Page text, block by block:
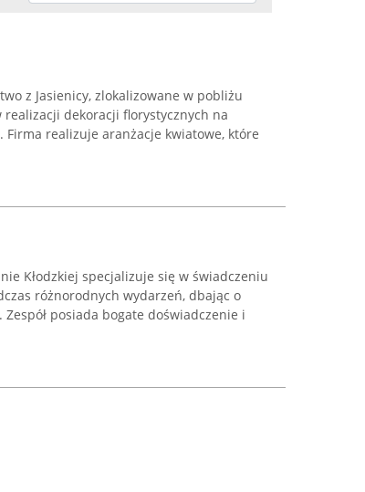
z Jasienicy, zlokalizowane w pobliżu
realizacji dekoracji florystycznych na
realizuje aranżacje kwiatowe, które
Kłodzkiej specjalizuje się w świadczeniu
różnorodnych wydarzeń, dbając o
posiada bogate doświadczenie i